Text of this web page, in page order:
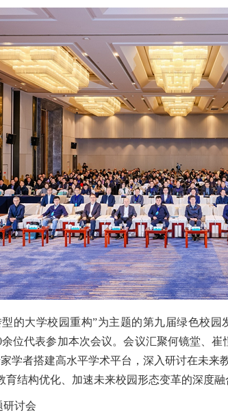
的大学校园重构”为主题的第九届绿色校
位代表参加本次会议。会议汇聚何镜堂、
学者搭建高水平学术平台，深入研讨在未
结构优化、加速未来校园形态变革的深度融
研讨会